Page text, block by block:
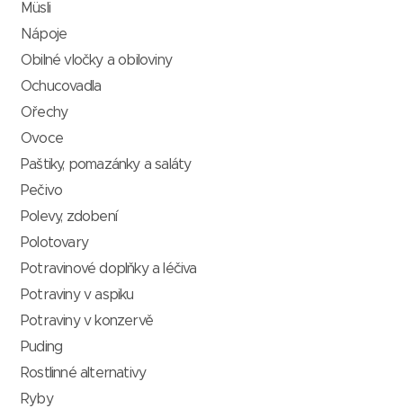
Müsli
Nápoje
Obilné vločky a obiloviny
Ochucovadla
Ořechy
Ovoce
Paštiky, pomazánky a saláty
Pečivo
Polevy, zdobení
Polotovary
Potravinové doplňky a léčiva
Potraviny v aspiku
Potraviny v konzervě
Puding
Rostlinné alternativy
Ryby